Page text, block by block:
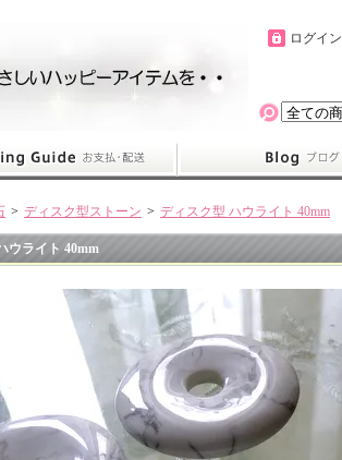
ログイン
> ディスク型ストーン > ディスク型 ハウライト 40mm
ウライト 40mm